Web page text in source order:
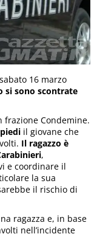
16 marzo
si sono scontrate
frazione Condemine.
il giovane che
Il ragazzo è
,
e coordinare il
la sua
il rischio di
ragazza e, in base
nell’incidente